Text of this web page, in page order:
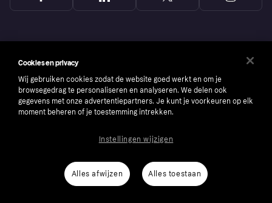
number: 556737-0431
Cookies Klarna.com
Cookies en privacy
Wij gebruiken cookies zodat de website goed werkt en om je
browsegedrag te personaliseren en analyseren. We delen ook
gegevens met onze advertentiepartners. Je kunt je voorkeuren op elk
moment beheren of je toestemming intrekken.
Alles afwijzen Alles toestaan
Instellingen wijzigen